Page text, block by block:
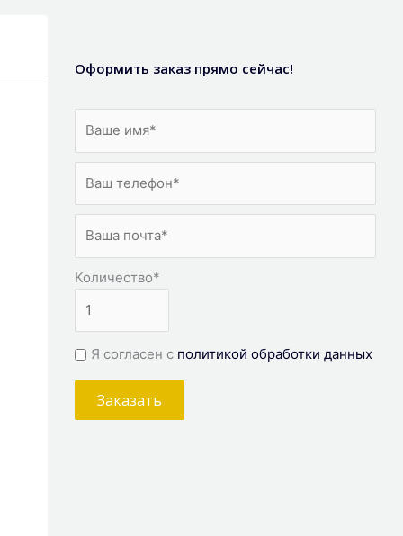
Оформить заказ прямо сейчас!
Количество*
Я согласен с политикой обработки данных
Заказать